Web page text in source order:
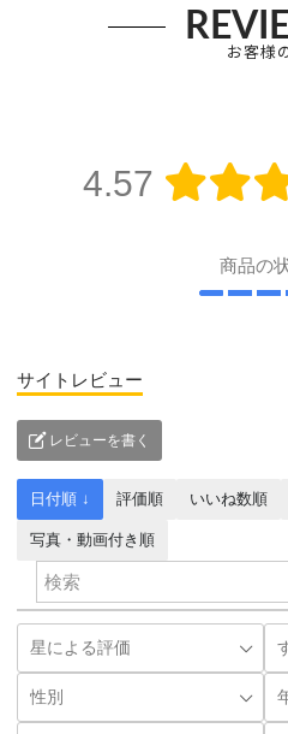
お客様
4.57
商品の
サイトレビュー
レビューを書く
日付順 ↓ 評価順 いいね数順
写真・動画付き順